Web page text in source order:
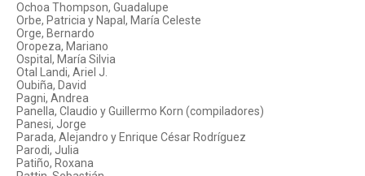
Ochoa Thompson, Guadalupe
Orbe, Patricia y Napal, María Celeste
Orge, Bernardo
Oropeza, Mariano
Ospital, María Silvia
Otal Landi, Ariel J.
Oubiña, David
Pagni, Andrea
Panella, Claudio y Guillermo Korn (compiladores)
Panesi, Jorge
Parada, Alejandro y Enrique César Rodríguez
Parodi, Julia
Patiño, Roxana